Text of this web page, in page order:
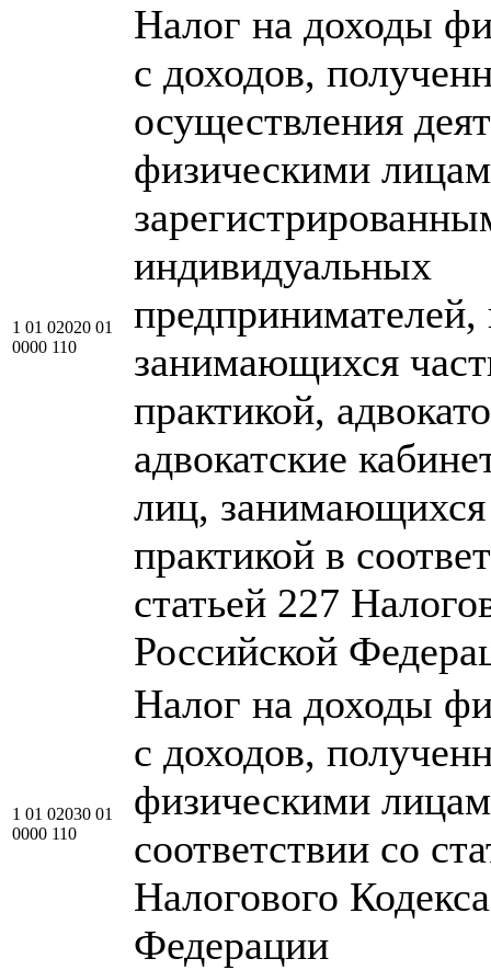
1 01 02020 01
0000 110
Налог на доходы
с доходов,
осуществления
физическими
индивидуальных
предпринимателей,
занимающихся
практикой,
адвокатские
лиц, занимающихся
практикой в
статьей 227
Российской
1 01 02030 01
0000 110
Налог на доходы
с доходов,
физическими
соответствии со
Налогового
Федерации